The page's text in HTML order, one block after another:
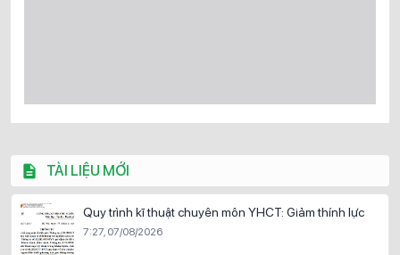
TÀI LIỆU MỚI
Quy trình kĩ thuật chuyên môn YHCT: Giảm thính lực
7:27, 07/08/2026